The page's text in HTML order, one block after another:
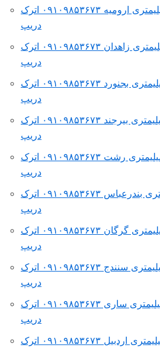
لوله پلی اتیلن ۱۶۰ میلیمتری ارومیه ۰۹۱۰۹۸۵۳۶۷۳ اترک
دریپ
لوله پلی اتیلن ۱۶۰ میلیمتری زاهدان ۰۹۱۰۹۸۵۳۶۷۳ اترک
دریپ
لوله پلی اتیلن ۱۶۰ میلیمتری بجنورد ۰۹۱۰۹۸۵۳۶۷۳ اترک
دریپ
لوله پلی اتیلن ۱۶۰ میلیمتری بیرجند ۰۹۱۰۹۸۵۳۶۷۳ اترک
دریپ
لوله پلی اتیلن ۱۶۰ میلیمتری رشت ۰۹۱۰۹۸۵۳۶۷۳ اترک
دریپ
لوله پلی اتیلن ۱۶۰ میلیمتری بندرعباس ۰۹۱۰۹۸۵۳۶۷۳ اترک
دریپ
لوله پلی اتیلن ۱۶۰ میلیمتری گرگان ۰۹۱۰۹۸۵۳۶۷۳ اترک
دریپ
لوله پلی اتیلن ۱۶۰ میلیمتری سنندج ۰۹۱۰۹۸۵۳۶۷۳ اترک
دریپ
لوله پلی اتیلن ۱۶۰ میلیمتری ساری ۰۹۱۰۹۸۵۳۶۷۳ اترک
دریپ
لوله پلی اتیلن ۱۶۰ میلیمتری اردبیل ۰۹۱۰۹۸۵۳۶۷۳ اترک